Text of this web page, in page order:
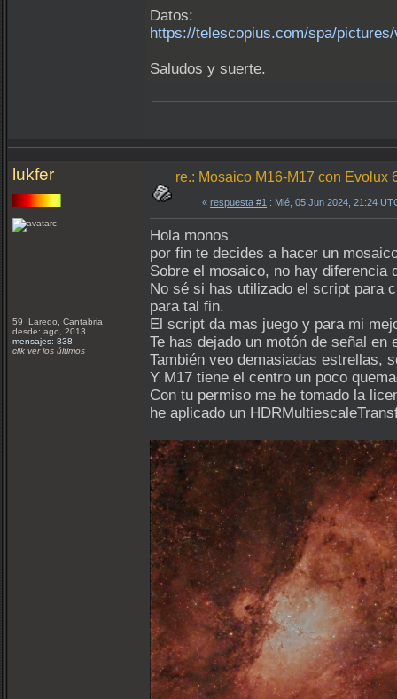
Datos:
https://telescopius.com/spa/
Saludos y suerte.
lukfer
59 Laredo, Cantabria
desde: ago, 2013
mensajes: 838
clik ver los últimos
re.: Mosaico M16-M17 con Evolux
« respuesta #1 : Mié, 05 Jun 2024, 21:24
Hola monos
por fin te decides a hacer un
Sobre el mosaico, no hay diferencia
No sé si has utilizado el script para
para tal fin.
El script da mas juego y para mi
Te has dejado un motón de señal
También veo demasiadas estrellas,
Y M17 tiene el centro un poco
Con tu permiso me he tomado la
he aplicado un